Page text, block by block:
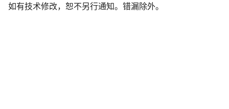
声
如有技术修改，恕不另行通知。错漏除外。